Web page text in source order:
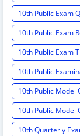
10th Public Exam
10th Public Exam
10th Public Exam
10th Public
10th Public Model
10th Public Model
10th Quarterly